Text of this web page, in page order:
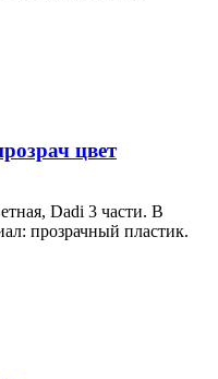
цвет
Dadi 3 части. В
прозрачный пластик.